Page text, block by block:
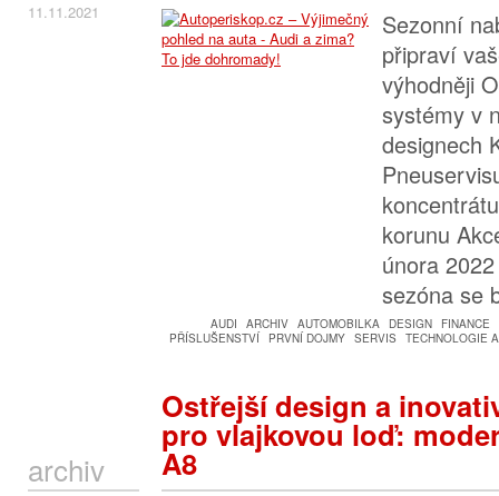
11.11.2021
Sezonní
připraví
výhodněji
systémy v
designech
korunu
února
sezóna se
AUDI ARCHIV AUTOMOBILKA DESIGN
FINANCE
PŘÍSLUŠENSTVÍ
PRVNÍ DOJMY SERVIS TECHNOLOGIE
Ostřejší design a
pro vlajkovou loď:
A8
archiv